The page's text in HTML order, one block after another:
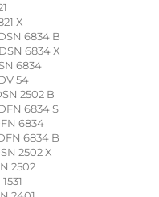
X
6834 B
6834 X
6834
54
2502 B
6834 S
6834
6834 B
2502 X
2502